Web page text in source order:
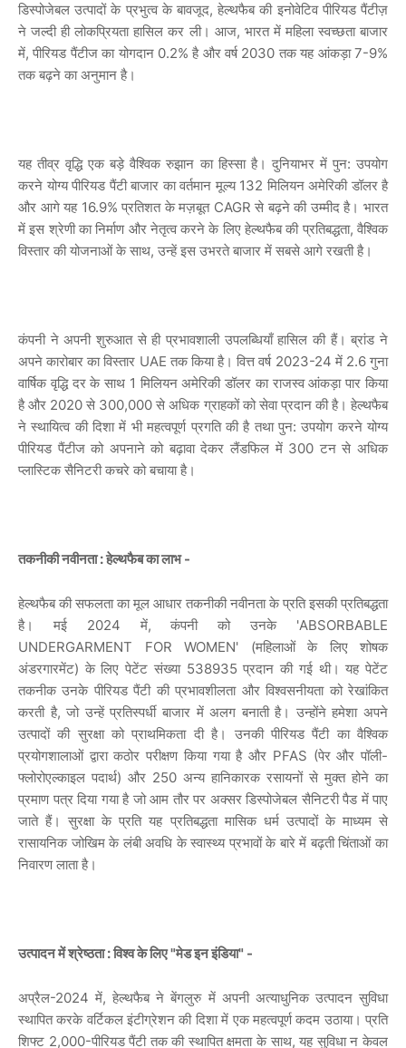
डिस्पोजेबल उत्पादों के प्रभुत्व के बावजूद, हेल्थफैब की इनोवेटिव पीरियड पैंटीज़
ने जल्दी ही लोकप्रियता हासिल कर ली। आज, भारत में महिला स्वच्छता बाजार
में, पीरियड पैंटीज का योगदान 0.2% है और वर्ष 2030 तक यह आंकड़ा 7-9%
तक बढ़ने का अनुमान है।
यह तीव्र वृद्धि एक बड़े वैश्विक रुझान का हिस्सा है। दुनियाभर में पुन: उपयोग
करने योग्य पीरियड पैंटी बाजार का वर्तमान मूल्य 132 मिलियन अमेरिकी डॉलर है
और आगे यह 16.9% प्रतिशत के मज़बूत CAGR से बढ़ने की उम्मीद है। भारत
में इस श्रेणी का निर्माण और नेतृत्व करने के लिए हेल्थफैब की प्रतिबद्धता, वैश्विक
विस्तार की योजनाओं के साथ, उन्हें इस उभरते बाजार में सबसे आगे रखती है।
कंपनी ने अपनी शुरुआत से ही प्रभावशाली उपलब्धियाँ हासिल की हैं। ब्रांड ने
अपने कारोबार का विस्तार UAE तक किया है। वित्त वर्ष 2023-24 में 2.6 गुना
वार्षिक वृद्धि दर के साथ 1 मिलियन अमेरिकी डॉलर का राजस्व आंकड़ा पार किया
है और 2020 से 300,000 से अधिक ग्राहकों को सेवा प्रदान की है। हेल्थफैब
ने स्थायित्व की दिशा में भी महत्वपूर्ण प्रगति की है तथा पुन: उपयोग करने योग्य
पीरियड पैंटीज को अपनाने को बढ़ावा देकर लैंडफिल में 300 टन से अधिक
प्लास्टिक सैनिटरी कचरे को बचाया है।
तकनीकी नवीनता : हेल्थफैब का लाभ -
हेल्थफैब की सफलता का मूल आधार तकनीकी नवीनता के प्रति इसकी प्रतिबद्धता
है। मई 2024 में, कंपनी को उनके 'ABSORBABLE
UNDERGARMENT FOR WOMEN' (महिलाओं के लिए शोषक
अंडरगारमेंट) के लिए पेटेंट संख्या 538935 प्रदान की गई थी। यह पेटेंट
तकनीक उनके पीरियड पैंटी की प्रभावशीलता और विश्वसनीयता को रेखांकित
करती है, जो उन्हें प्रतिस्पर्धी बाजार में अलग बनाती है। उन्होंने हमेशा अपने
उत्पादों की सुरक्षा को प्राथमिकता दी है। उनकी पीरियड पैंटी का वैश्विक
प्रयोगशालाओं द्वारा कठोर परीक्षण किया गया है और PFAS (पेर और पॉली-
फ्लोरोएल्काइल पदार्थ) और 250 अन्य हानिकारक रसायनों से मुक्त होने का
प्रमाण पत्र दिया गया है जो आम तौर पर अक्सर डिस्पोजेबल सैनिटरी पैड में पाए
जाते हैं। सुरक्षा के प्रति यह प्रतिबद्धता मासिक धर्म उत्पादों के माध्यम से
रासायनिक जोखिम के लंबी अवधि के स्वास्थ्य प्रभावों के बारे में बढ़ती चिंताओं का
निवारण लाता है।
उत्पादन में श्रेष्ठता : विश्व के लिए "मेड इन इंडिया" -
अप्रैल-2024 में, हेल्थफैब ने बेंगलुरु में अपनी अत्याधुनिक उत्पादन सुविधा
स्थापित करके वर्टिकल इंटीग्रेशन की दिशा में एक महत्वपूर्ण कदम उठाया। प्रति
शिफ्ट 2,000-पीरियड पैंटी तक की स्थापित क्षमता के साथ, यह सुविधा न केवल